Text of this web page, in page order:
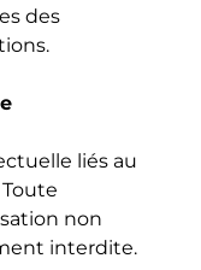
des
liés au
non
interdite.